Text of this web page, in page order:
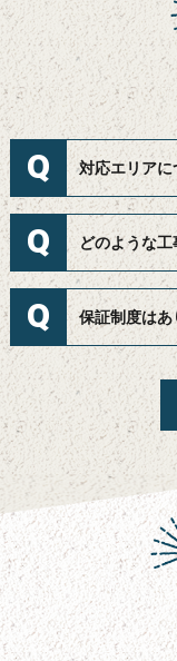
Q 対応エリア
Q どのような
Q 保証制度はあ